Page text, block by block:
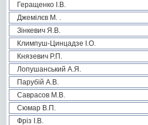
Геращенко І.В.
Джемілєв М. .
Зінкевич Я.В.
Климпуш-Цинцадзе І.О.
Князевич Р.П.
Лопушанський А.Я.
Парубій А.В.
Саврасов М.В.
Сюмар В.П.
Фріз І.В.